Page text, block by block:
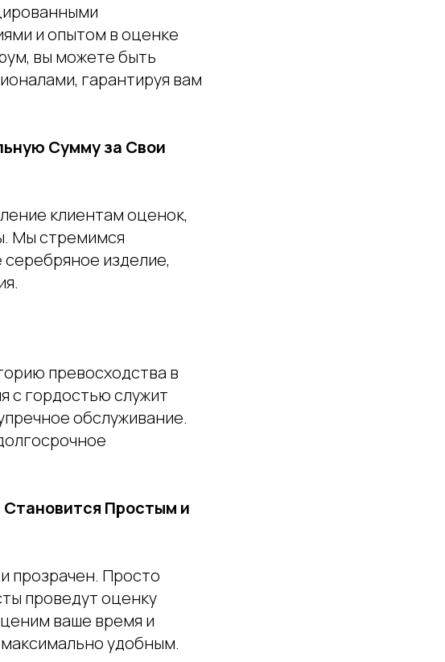
и опытом в оценке
вы можете быть
гарантируя вам
Сумму за Свои
клиентам оценок,
Мы стремимся
изделие,
превосходства в
с гордостью служит
обслуживание.
Простым и
прозрачен. Просто
проведут оценку
ваше время и
удобным.